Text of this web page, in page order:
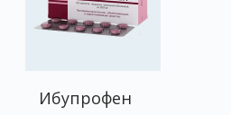
Ибупрофен